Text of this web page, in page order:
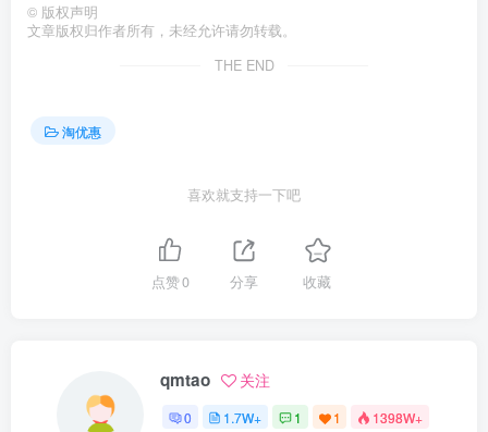
© 版权声明
文章版权归作者所有，未经允许请勿转载。
THE END
淘优惠
喜欢就支持一下吧
点赞0 分享 收藏
qmtao 关注
0 1.7W+ 1 1 1398W+